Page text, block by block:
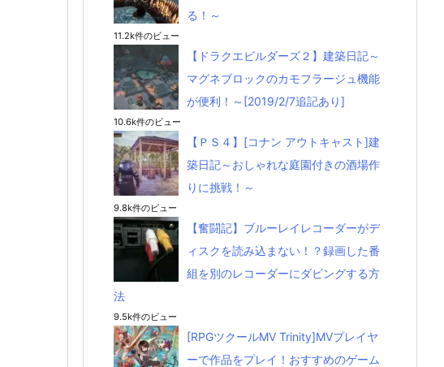
る！～
11.2k件のビュー
【ドラクエビルダーズ２】建築日記～
マグネブロックのカモフラージュ機能
が便利！～[2019/2/7追記あり]
10.6k件のビュー
【ＰＳ４】[コナン アウトキャスト]建
築日記～おしゃれな庭園付きの酒場作
りに挑戦！～
9.8k件のビュー
【奮闘記】ブルーレイレコーダーがデ
ィスクを読み込まない！？録画した番
組を別のレコーダーにダビングする方
法
9.5k件のビュー
[RPGツクールMV Trinity]MVプレイヤ
ーで作品をプレイ！おすすめのゲーム